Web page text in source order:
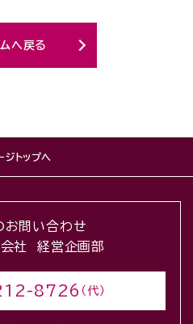
へ戻る
ジトップへ
お問い合わせ
社 経営企画部
8726 （代）